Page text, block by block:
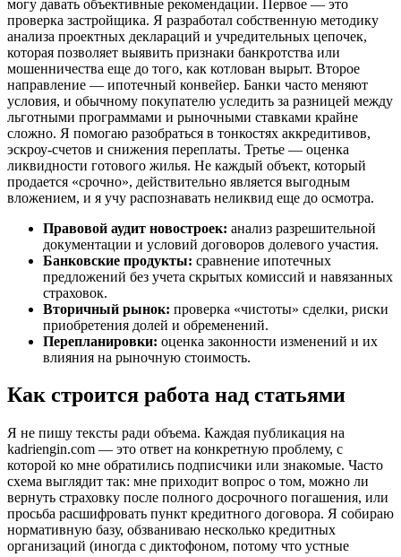
могу давать объективные рекомендации. Первое — это
проверка застройщика. Я разработал собственную методику
анализа проектных деклараций и учредительных цепочек,
которая позволяет выявить признаки банкротства или
мошенничества еще до того, как котлован вырыт. Второе
направление — ипотечный конвейер. Банки часто меняют
условия, и обычному покупателю уследить за разницей между
льготными программами и рыночными ставками крайне
сложно. Я помогаю разобраться в тонкостях аккредитивов,
эскроу-счетов и снижения переплаты. Третье — оценка
ликвидности готового жилья. Не каждый объект, который
продается «срочно», действительно является выгодным
вложением, и я учу распознавать неликвид еще до осмотра.
Правовой аудит новостроек: анализ разрешительной
документации и условий договоров долевого участия.
Банковские продукты: сравнение ипотечных
предложений без учета скрытых комиссий и навязанных
страховок.
Вторичный рынок: проверка «чистоты» сделки, риски
приобретения долей и обременений.
Перепланировки: оценка законности изменений и их
влияния на рыночную стоимость.
Как строится работа над статьями
Я не пишу тексты ради объема. Каждая публикация на
kadriengin.com — это ответ на конкретную проблему, с
которой ко мне обратились подписчики или знакомые. Часто
схема выглядит так: мне приходит вопрос о том, можно ли
вернуть страховку после полного досрочного погашения, или
просьба расшифровать пункт кредитного договора. Я собираю
нормативную базу, обзваниваю несколько кредитных
организаций (иногда с диктофоном, потому что устные